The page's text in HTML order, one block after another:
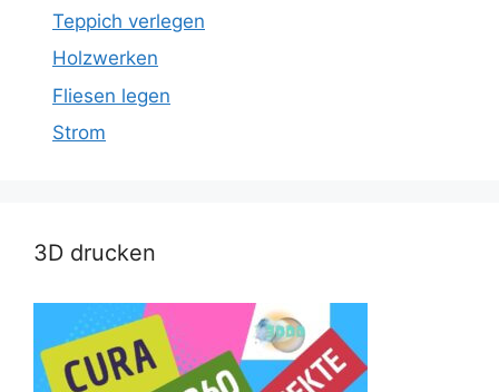
Teppich verlegen
Holzwerken
Fliesen legen
Strom
3D drucken